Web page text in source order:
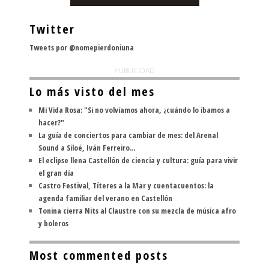
Twitter
Tweets por @nomepierdoniuna
PUBLICIDAD
Lo más visto del mes
Mi Vida Rosa: "Si no volvíamos ahora, ¿cuándo lo íbamos a
hacer?"
La guía de conciertos para cambiar de mes: del Arenal
Sound a Siloé, Iván Ferreiro...
El eclipse llena Castellón de ciencia y cultura: guía para vivir
el gran día
Castro Festival, Títeres a la Mar y cuentacuentos: la
agenda familiar del verano en Castellón
Tonina cierra Nits al Claustre con su mezcla de música afro
y boleros
Most commented posts